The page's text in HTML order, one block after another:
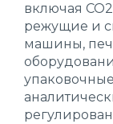
включая
режущие и
машины,